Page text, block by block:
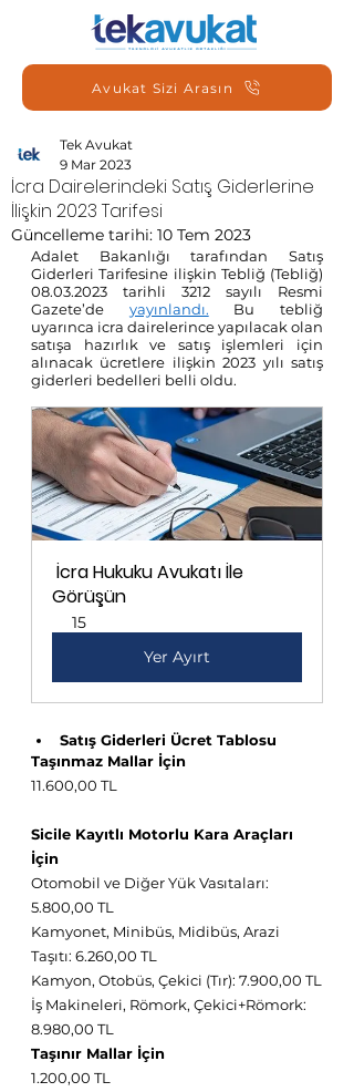
Avukat Sizi Arasın
İcra Dairelerindeki Satış Giderlerine
İlişkin 2023 Tarifesi
Tek Avukat
9 Mar 2023
Güncelleme tarihi: 10 Tem 2023
Adalet Bakanlığı tarafından Satış
Giderleri Tarifesine ilişkin Tebliğ (Tebliğ)
08.03.2023 tarihli 3212 sayılı Resmi
Gazete’de yayınlandı. Bu tebliğ
uyarınca icra dairelerince yapılacak olan
satışa hazırlık ve satış işlemleri için
alınacak ücretlere ilişkin 2023 yılı satış
giderleri bedelleri belli oldu.
Görüşün
15
Yer Ayırt
Satış Giderleri Ücret Tablosu
Taşınmaz Mallar İçin
11.600,00 TL
Sicile Kayıtlı Motorlu Kara Araçları
İçin
Otomobil ve Diğer Yük Vasıtaları:
5.800,00 TL
Kamyonet, Minibüs, Midibüs, Arazi
Taşıtı: 6.260,00 TL
Kamyon, Otobüs, Çekici (Tır): 7.900,00 TL
İş Makineleri, Römork, Çekici+Römork:
8.980,00 TL
Taşınır Mallar İçin
1.200,00 TL